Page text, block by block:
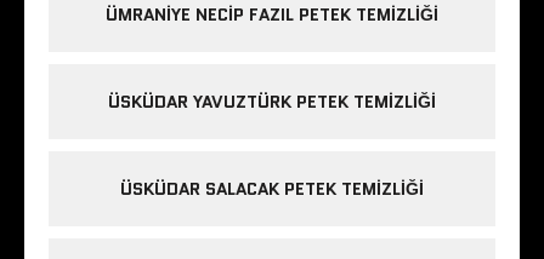
ÜMRANIYE NECIP FAZIL PETEK TEMIZLIĞI
ÜSKÜDAR YAVUZTÜRK PETEK TEMIZLIĞI
ÜSKÜDAR SALACAK PETEK TEMIZLIĞI